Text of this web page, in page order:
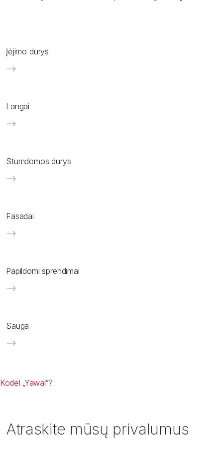
Įėjimo durys
Langai
Stumdomos durys
Fasadai
Papildomi sprendimai
Sauga
KodėI „Yawal“?
Atraskite mūsų privalumus